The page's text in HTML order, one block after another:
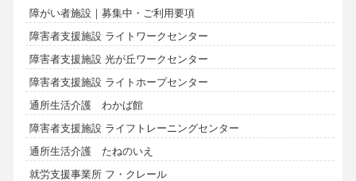
障がい者施設｜募集中・ご利用要項
障害者支援施設 ライトワークセンター
障害者支援施設 光が丘ワークセンター
障害者支援施設 ライトホープセンター
通所生活介護 わかば館
障害者支援施設 ライフトレーニングセンター
通所生活介護 たねのいえ
就労支援事業所 フ・クレール